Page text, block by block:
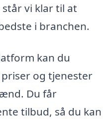
vi klar til at
i branchen.
kan du
og tjenester
Du får
tilbud, så du kan